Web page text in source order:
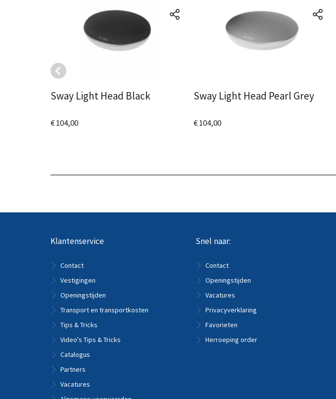
Sway Light Head Black
€ 104,00
Sway Light Head Pearl Grey
€ 104,00
Klantenservice
Contact
Vestigingen
Openingstijden
Transport en transportkosten
Tips & Tricks
Video's Tips & Tricks
Catalogus
Partners
Vacatures
Snel naar:
Contact
Openingstijden
Vacatures
Privacyverklaring
Favorieten
Herroeping order